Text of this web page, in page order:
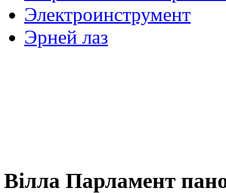
Электроинструмент
Эрней лаз
Вілла Парламент